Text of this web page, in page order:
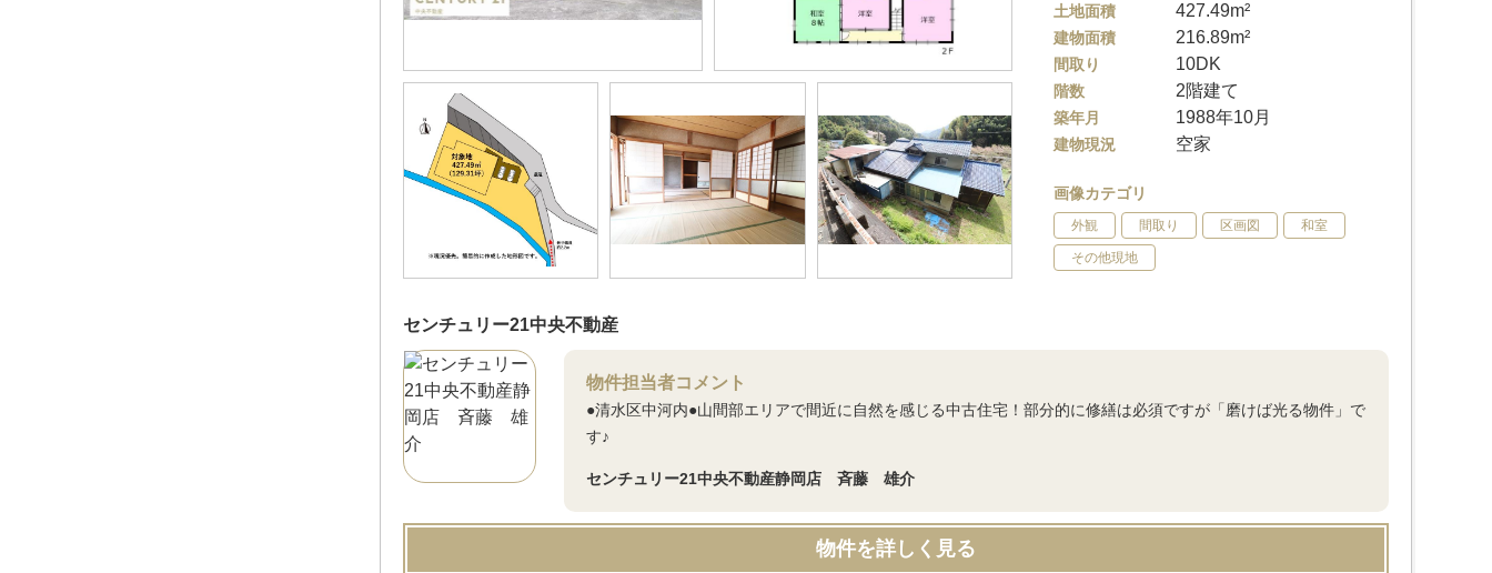
土地面積 427.49m²
建物面積 216.89m²
間取り 10DK
階数 2階建て
築年月 1988年10月
建物現況 空家
画像カテゴリ
外観 間取り 区画図 和室
その他現地
センチュリー21中央不動産
物件担当者コメント
●清水区中河内●山間部エリアで間近に自然を感じる中古住宅！部分的に修繕は必須ですが「磨けば光る物件」で
す♪
センチュリー21中央不動産静岡店 斉藤 雄介
物件を詳しく見る